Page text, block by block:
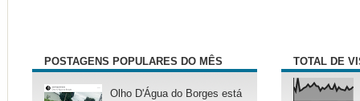
POSTAGENS POPULARES DO MÊS
Olho D'Água do Borges está
TOTAL DE